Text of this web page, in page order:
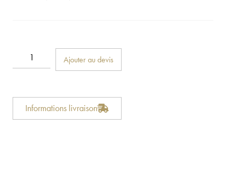
Ajouter au devis
Informations livraison